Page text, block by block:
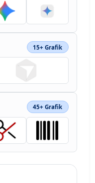
15+ Grafik
45+ Grafik